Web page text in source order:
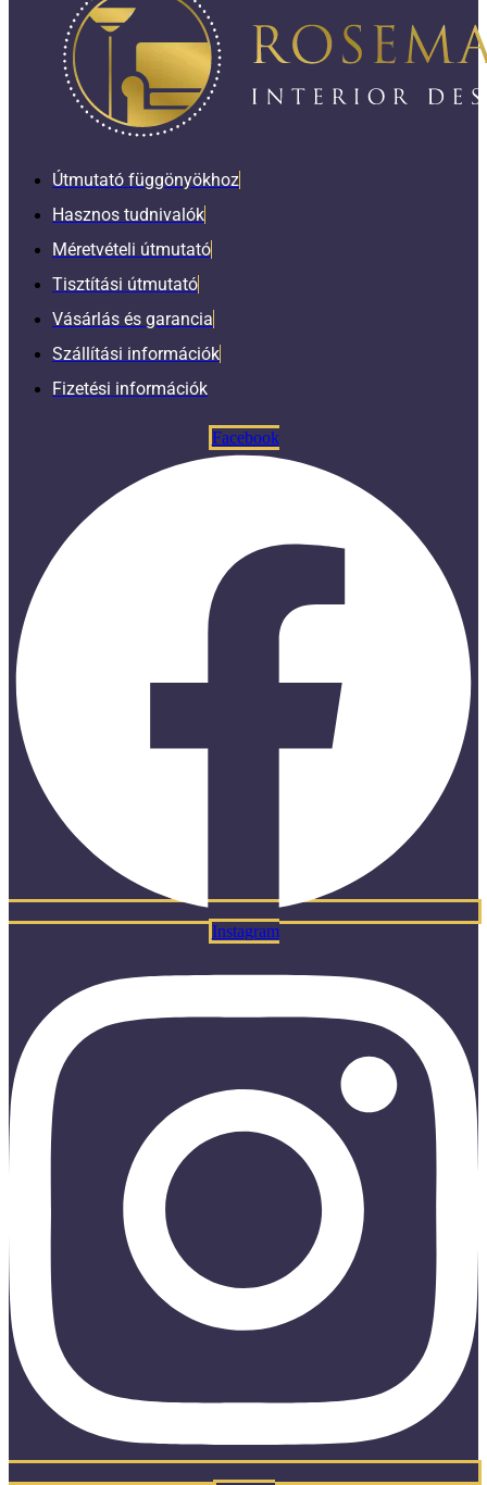
Útmutató függönyökhoz
Hasznos tudnivalók
Méretvételi útmutató
Tisztítási útmutató
Vásárlás és garancia
Szállítási információk
Fizetési információk
Facebook
Instagram